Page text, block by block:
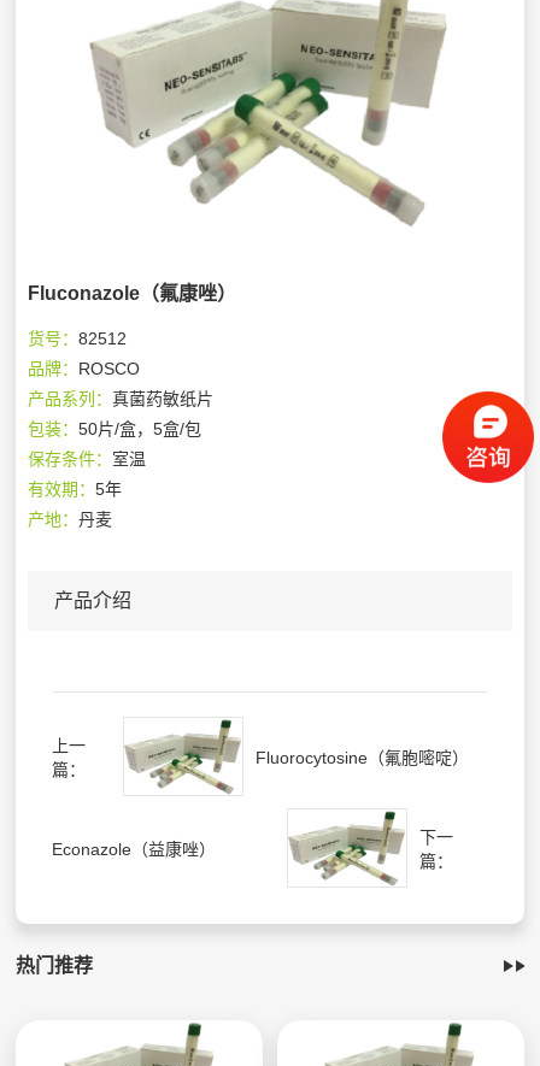
Fluconazole（氟康唑）
货号：82512
品牌： ROSCO
产品系列：真菌药敏纸片
包装：50片/盒，5盒/包
保存条件： 室温
有效期：5年
产地：丹麦
产品介绍
上一
篇：
Fluorocytosine（氟胞嘧啶）
Econazole（益康唑）
下一
篇：
热门推荐